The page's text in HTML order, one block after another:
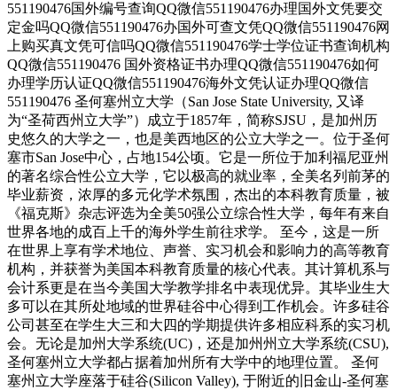
551190476国外编号查询QQ微信551190476办理国外文凭要交
定金吗QQ微信551190476办国外可查文凭QQ微信551190476网
上购买真文凭可信吗QQ微信551190476学士学位证书查询机构
QQ微信551190476 国外资格证书办理QQ微信551190476如何
办理学历认证QQ微信551190476海外文凭认证办理QQ微信
551190476 圣何塞州立大学（San Jose State University, 又译
为“圣荷西州立大学”）成立于1857年，简称SJSU，是加州历
史悠久的大学之一，也是美西地区的公立大学之一。位于圣何
塞市San Jose中心，占地154公顷。它是一所位于加利福尼亚州
的著名综合性公立大学，它以极高的就业率，全美名列前茅的
毕业薪资，浓厚的多元化学术氛围，杰出的本科教育质量，被
《福克斯》杂志评选为全美50强公立综合性大学，每年有来自
世界各地的成百上千的海外学生前往求学。 至今，这是一所
在世界上享有学术地位、声誉、实习机会和影响力的高等教育
机构，并获誉为美国本科教育质量的核心代表。其计算机系与
会计系更是在当今美国大学教学排名中表现优异。其毕业生大
多可以在其所处地域的世界硅谷中心得到工作机会。许多硅谷
公司甚至在学生大三和大四的学期提供许多相应科系的实习机
会。无论是加州大学系统(UC)，还是加州州立大学系统(CSU),
圣何塞州立大学都占据着加州所有大学中的地理位置。 圣何
塞州立大学座落于硅谷(Silicon Valley), 于附近的旧金山-圣何塞